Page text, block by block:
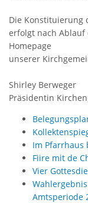
Die Konstituierung
erfolgt nach
Homepage
unserer
Shirley Berweger
Präsidentin
Im Pfarrhaus
Fiire mit de
Vier
Amtsperiode